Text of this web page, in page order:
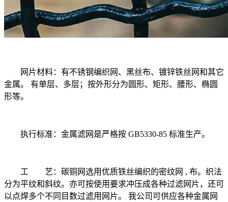
网片材料：有不锈钢编织网、黑丝布、镀锌铁丝网和其它
金属。 有单层、多层；按外形分为圆形、矩形、腰形、椭圆
形等。
执行标准：金属滤网是严格按 GB5330-85 标准生产。
工 艺：碳铜网选用优质铁丝编织的密纹网 , 布。织法
分为平纹和斜纹。亦可按使用要求冲压成各种过滤网片，还可
以点焊多个不同目数过滤用网片。 我公司可供应各种金属网